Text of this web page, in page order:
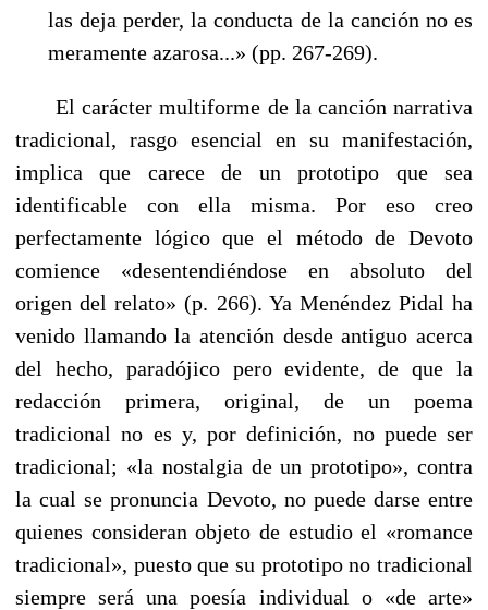
las deja perder, la conducta de la canción no es
meramente azarosa...» (pp. 267-269).
El carácter multiforme de la canción narrativa
tradicional, rasgo esencial en su manifestación,
implica que carece de un prototipo que sea
identificable con ella misma. Por eso creo
perfectamente lógico que el método de Devoto
comience «desentendiéndose en absoluto del
origen del relato» (p. 266). Ya Menéndez Pidal ha
venido llamando la atención desde antiguo acerca
del hecho, paradójico pero evidente, de que la
redacción primera, original, de un poema
tradicional no es y, por definición, no puede ser
tradicional; «la nostalgia de un prototipo», contra
la cual se pronuncia Devoto, no puede darse entre
quienes consideran objeto de estudio el «romance
tradicional», puesto que su prototipo no tradicional
siempre será una poesía individual o «de arte»